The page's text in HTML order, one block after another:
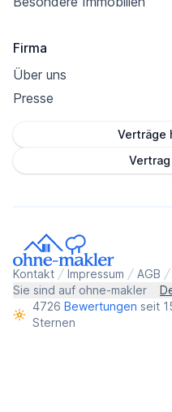
Firma
Über uns
Presse
Verträge
Kontakt Impressum AGB
Sie sind auf ohne-makler
4726 Bewertungen seit
Sternen